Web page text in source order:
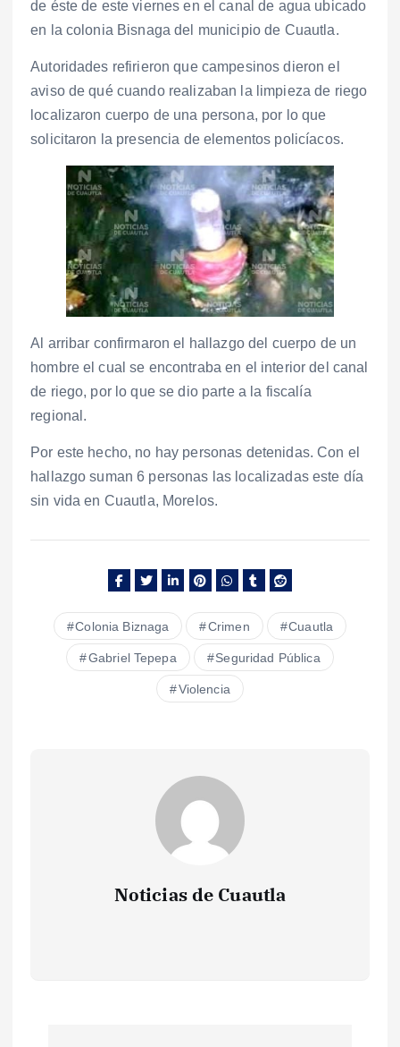
de éste de este viernes en el canal de agua ubicado
en la colonia Bisnaga del municipio de Cuautla.
Autoridades refirieron que campesinos dieron el
aviso de qué cuando realizaban la limpieza de riego
localizaron cuerpo de una persona, por lo que
solicitaron la presencia de elementos policíacos.
Al arribar confirmaron el hallazgo del cuerpo de un
hombre el cual se encontraba en el interior del canal
de riego, por lo que se dio parte a la fiscalía
regional.
Por este hecho, no hay personas detenidas. Con el
hallazgo suman 6 personas las localizadas este día
sin vida en Cuautla, Morelos.
Colonia Biznaga Crimen Cuautla
Gabriel Tepepa Seguridad Pública
Violencia
Noticias de Cuautla